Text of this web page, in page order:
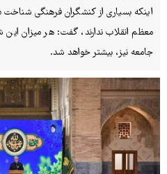
اینکه بسیاری از کنشگران فرهنگی
معظم انقلاب ندارند، گفت: هر میزان
جامعه نیز، بیشتر خواهد شد.